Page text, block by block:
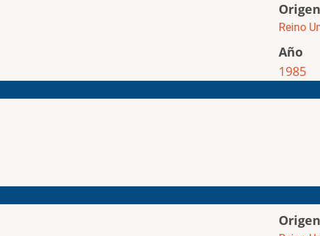
Origen
Reino
Año
1985
Origen